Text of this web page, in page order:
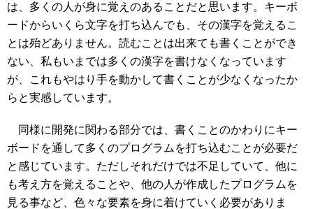
は、多くの人が身に覚えのあることだと思います。キーボ
ードからいくら文字を打ち込んでも、その漢字を覚えるこ
とは殆どありません。読むことは出来ても書くことができ
ない、私もいまでは多くの漢字を書けなくなっています
が、これもやはり手を動かして書くことが少なくなったか
らと実感しています。
同様に開発に関わる部分では、書くことのかわりにキー
ボードを通して多くのプログラムを打ち込むことが必要だ
と感じています。ただしそれだけでは不足していて、他に
も考え方を覚えることや、他の人が作成したプログラムを
見る事など、色々な要素を身に着けていく必要がありま